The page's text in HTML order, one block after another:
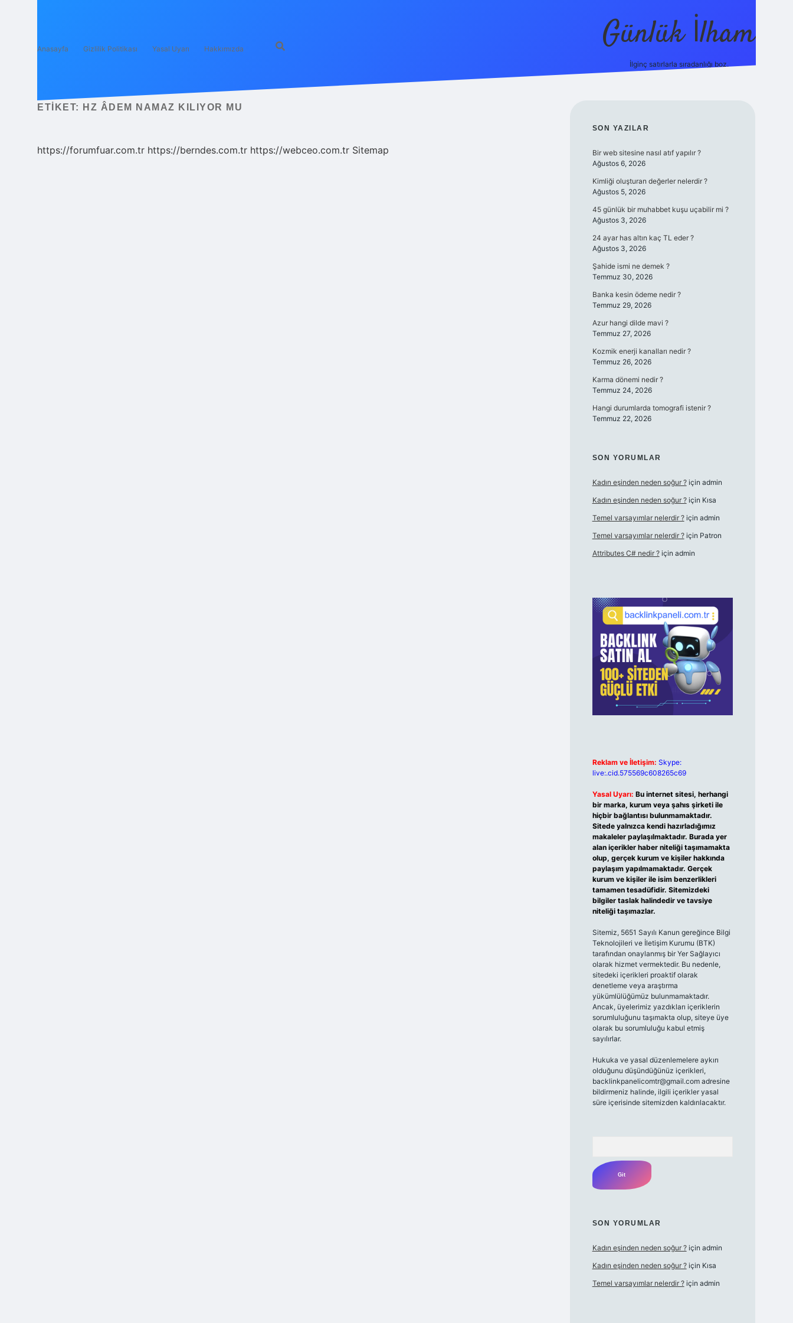
Anasayfa Gizlilik Politikası Yasal Uyarı Hakkımızda Günlük İlham
İlginç satırlarla sıradanlığı boz.
ETIKET: HZ ÂDEM NAMAZ KILIYOR MU
https://forumfuar.com.tr https://berndes.com.tr https://webceo.com.tr Sitemap
SIDEBAR
SON YAZILAR
Bir web sitesine nasıl atıf yapılır ?
Ağustos 6, 2026
Kimliği oluşturan değerler nelerdir ?
Ağustos 5, 2026
45 günlük bir muhabbet kuşu uçabilir mi ?
Ağustos 3, 2026
24 ayar has altın kaç TL eder ?
Ağustos 3, 2026
Şahide ismi ne demek ?
Temmuz 30, 2026
Banka kesin ödeme nedir ?
Temmuz 29, 2026
Azur hangi dilde mavi ?
Temmuz 27, 2026
Kozmik enerji kanalları nedir ?
Temmuz 26, 2026
Karma dönemi nedir ?
Temmuz 24, 2026
Hangi durumlarda tomografi istenir ?
Temmuz 22, 2026
SON YORUMLAR
Kadın eşinden neden soğur ?için admin
Kadın eşinden neden soğur ?için Kısa
Temel varsayımlar nelerdir ?için admin
Temel varsayımlar nelerdir ?için Patron
Attributes C# nedir ?için admin
Reklam ve İletişim: Skype:
live:.cid.575569c608265c69
Yasal Uyarı: Bu internet sitesi, herhangi
bir marka, kurum veya şahıs şirketi ile
hiçbir bağlantısı bulunmamaktadır.
Sitede yalnızca kendi hazırladığımız
makaleler paylaşılmaktadır. Burada yer
alan içerikler haber niteliği taşımamakta
olup, gerçek kurum ve kişiler hakkında
paylaşım yapılmamaktadır. Gerçek
kurum ve kişiler ile isim benzerlikleri
tamamen tesadüfidir. Sitemizdeki
bilgiler taslak halindedir ve tavsiye
niteliği taşımazlar.
Sitemiz, 5651 Sayılı Kanun gereğince Bilgi
Teknolojileri ve İletişim Kurumu (BTK)
tarafından onaylanmış bir Yer Sağlayıcı
olarak hizmet vermektedir. Bu nedenle,
sitedeki içerikleri proaktif olarak
denetleme veya araştırma
yükümlülüğümüz bulunmamaktadır.
Ancak, üyelerimiz yazdıkları içeriklerin
sorumluluğunu taşımakta olup, siteye üye
olarak bu sorumluluğu kabul etmiş
sayılırlar.
Hukuka ve yasal düzenlemelere aykırı
olduğunu düşündüğünüz içerikleri,
backlinkpanelicomtr@gmail.comadresine
bildirmeniz halinde, ilgili içerikler yasal
süre içerisinde sitemizden kaldırılacaktır.
SON YORUMLAR
Kadın eşinden neden soğur ?için admin
Kadın eşinden neden soğur ?için Kısa
Temel varsayımlar nelerdir ?için admin